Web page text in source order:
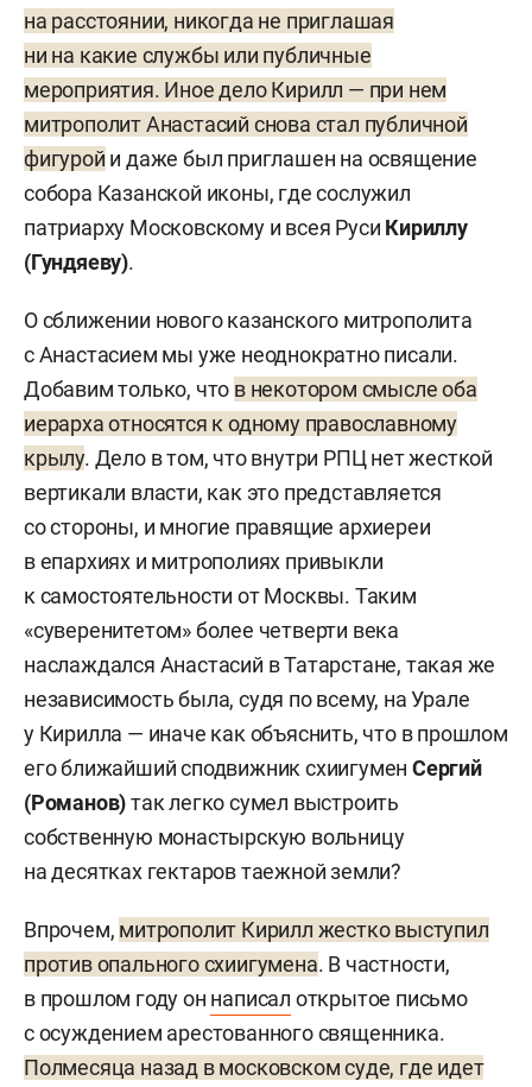
на расстоянии, никогда не приглашая
ни на какие службы или публичные
мероприятия. Иное дело Кирилл — при нем
митрополит Анастасий снова стал публичной
фигурой и даже был приглашен на освящение
собора Казанской иконы, где сослужил
патриарху Московскому и всея Руси Кириллу
(Гундяеву).
О сближении нового казанского митрополита
с Анастасием мы уже неоднократно писали.
Добавим только, что в некотором смысле оба
иерарха относятся к одному православному
крылу. Дело в том, что внутри РПЦ нет жесткой
вертикали власти, как это представляется
со стороны, и многие правящие архиереи
в епархиях и митрополиях привыкли
к самостоятельности от Москвы. Таким
«суверенитетом» более четверти века
наслаждался Анастасий в Татарстане, такая же
независимость была, судя по всему, на Урале
у Кирилла — иначе как объяснить, что в прошлом
его ближайший сподвижник схиигумен Сергий
(Романов)так легко сумел выстроить
собственную монастырскую вольницу
на десятках гектаров таежной земли?
Впрочем, митрополит Кирилл жестко выступил
против опального схиигумена. В частности,
в прошлом году он написал открытое письмо
с осуждением арестованного священника.
Полмесяца назад в московском суде, где идет